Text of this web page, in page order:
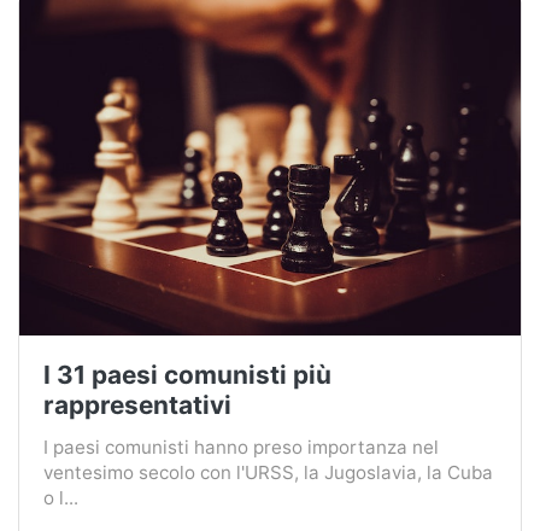
I 31 paesi comunisti più
rappresentativi
I paesi comunisti hanno preso importanza nel
ventesimo secolo con l'URSS, la Jugoslavia, la Cuba
o l...